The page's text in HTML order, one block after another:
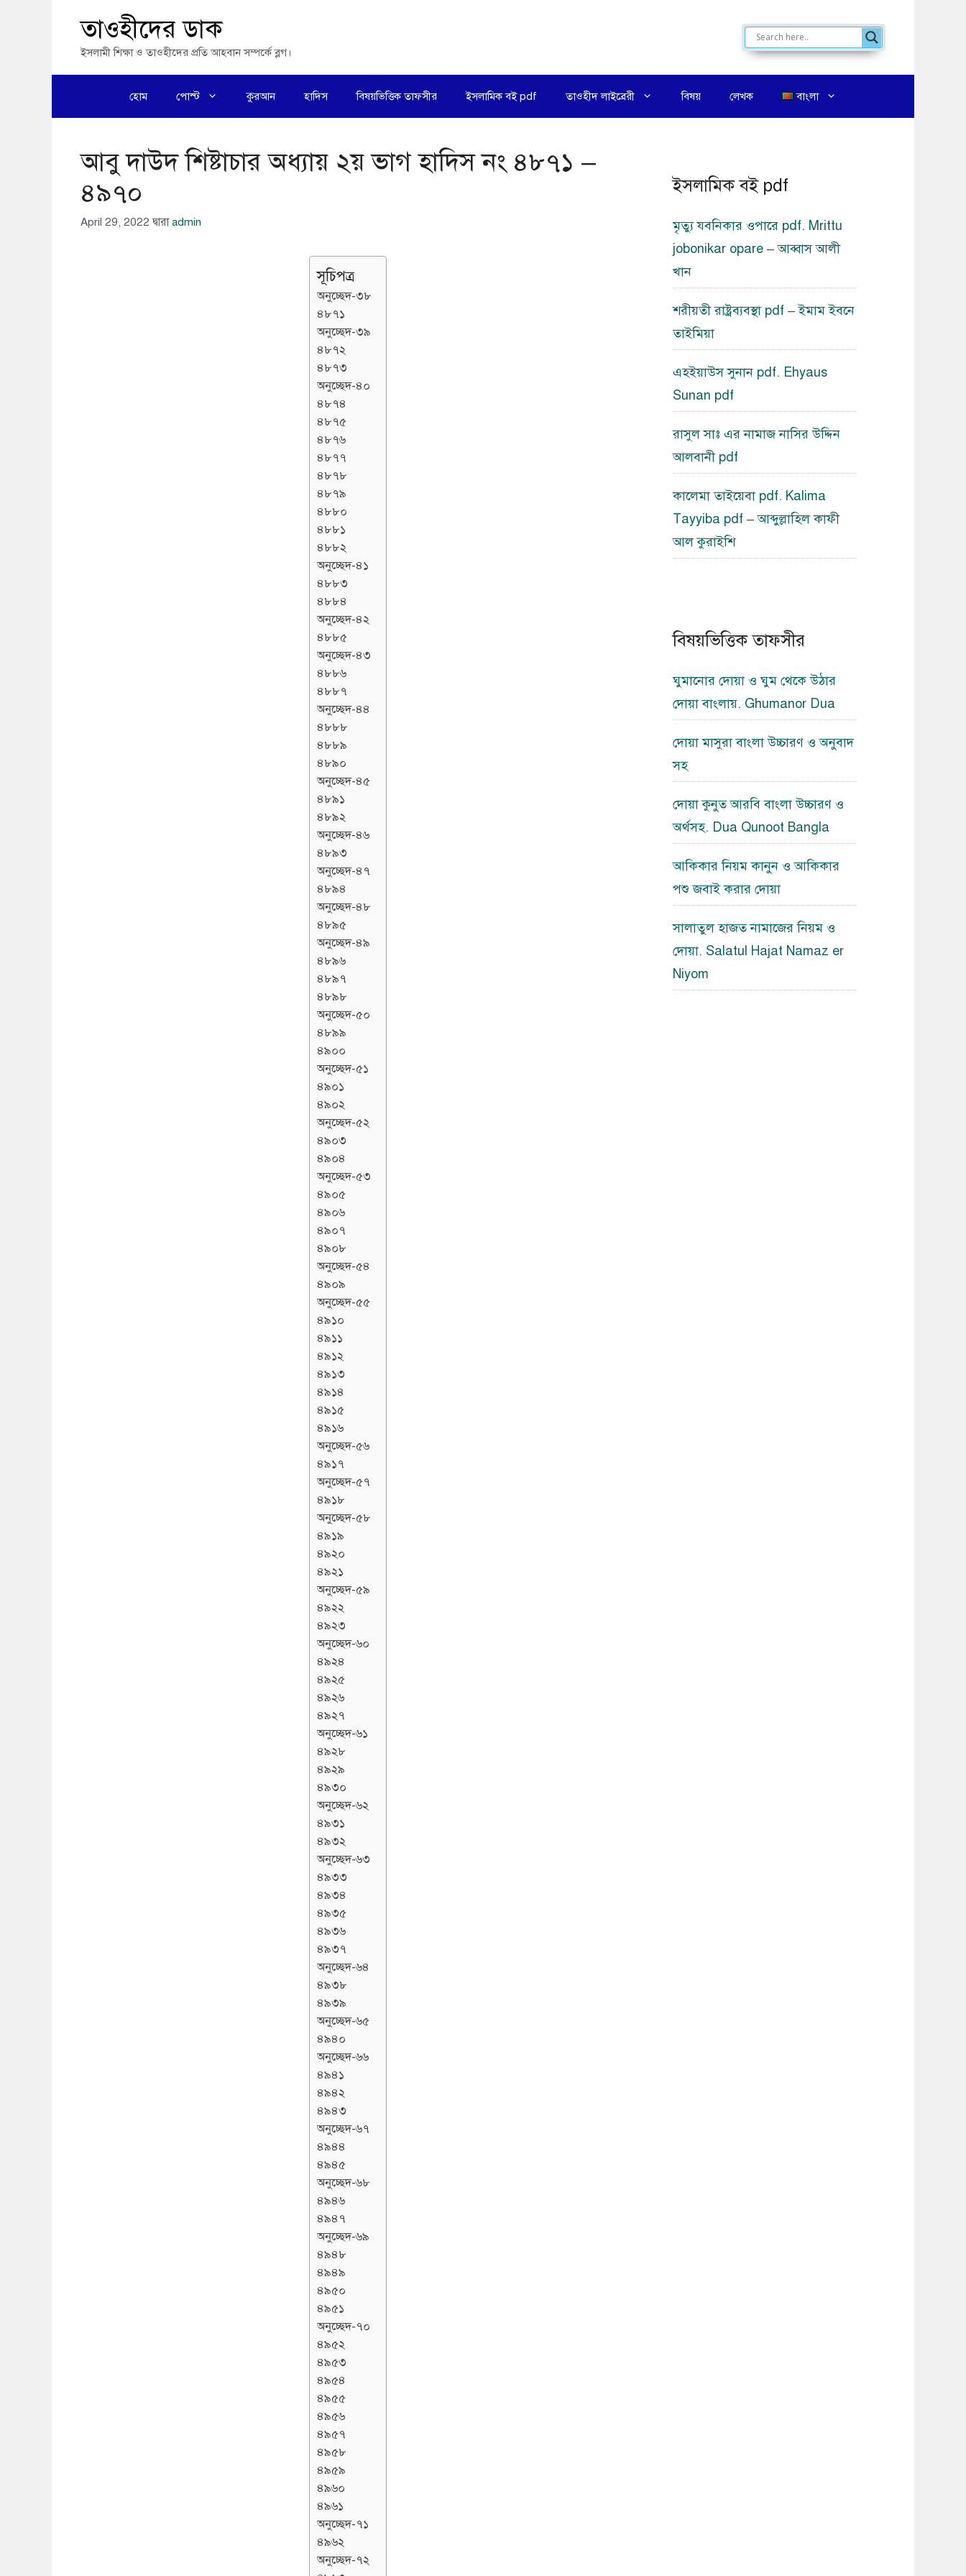
তাওহীদের ডাক
ইসলামী শিক্ষা ও তাওহীদের প্রতি আহবান সম্পর্কে ব্লগ।
হোম পোস্ট কুরআন হাদিস বিষয়ভিত্তিক তাফসীর ইসলামিক বই pdf তাওহীদ লাইব্রেরী বিষয় লেখক বাংলা
আবু দাউদ শিষ্টাচার অধ্যায় ২য় ভাগ হাদিস নং ৪৮৭১ –
৪৯৭০
April 29, 2022 দ্বারাadmin
সূচিপত্র
অনুচ্ছেদ-৩৮
৪৮৭১
অনুচ্ছেদ-৩৯
৪৮৭২
৪৮৭৩
অনুচ্ছেদ-৪০
৪৮৭৪
৪৮৭৫
৪৮৭৬
৪৮৭৭
৪৮৭৮
৪৮৭৯
৪৮৮০
৪৮৮১
৪৮৮২
অনুচ্ছেদ-৪১
৪৮৮৩
৪৮৮৪
অনুচ্ছেদ-৪২
৪৮৮৫
অনুচ্ছেদ-৪৩
৪৮৮৬
৪৮৮৭
অনুচ্ছেদ-৪৪
৪৮৮৮
৪৮৮৯
৪৮৯০
অনুচ্ছেদ-৪৫
৪৮৯১
৪৮৯২
অনুচ্ছেদ-৪৬
৪৮৯৩
অনুচ্ছেদ-৪৭
৪৮৯৪
অনুচ্ছেদ-৪৮
৪৮৯৫
অনুচ্ছেদ-৪৯
৪৮৯৬
৪৮৯৭
৪৮৯৮
অনুচ্ছেদ-৫০
৪৮৯৯
৪৯০০
অনুচ্ছেদ-৫১
৪৯০১
৪৯০২
অনুচ্ছেদ-৫২
৪৯০৩
৪৯০৪
অনুচ্ছেদ-৫৩
৪৯০৫
৪৯০৬
৪৯০৭
৪৯০৮
অনুচ্ছেদ-৫৪
৪৯০৯
অনুচ্ছেদ-৫৫
৪৯১০
৪৯১১
৪৯১২
৪৯১৩
৪৯১৪
৪৯১৫
৪৯১৬
অনুচ্ছেদ-৫৬
৪৯১৭
অনুচ্ছেদ-৫৭
৪৯১৮
অনুচ্ছেদ-৫৮
৪৯১৯
৪৯২০
৪৯২১
অনুচ্ছেদ-৫৯
৪৯২২
৪৯২৩
অনুচ্ছেদ-৬০
৪৯২৪
৪৯২৫
৪৯২৬
৪৯২৭
অনুচ্ছেদ-৬১
৪৯২৮
৪৯২৯
৪৯৩০
অনুচ্ছেদ-৬২
৪৯৩১
৪৯৩২
অনুচ্ছেদ-৬৩
৪৯৩৩
৪৯৩৪
৪৯৩৫
৪৯৩৬
৪৯৩৭
অনুচ্ছেদ-৬৪
৪৯৩৮
৪৯৩৯
অনুচ্ছেদ-৬৫
৪৯৪০
অনুচ্ছেদ-৬৬
৪৯৪১
৪৯৪২
৪৯৪৩
অনুচ্ছেদ-৬৭
৪৯৪৪
৪৯৪৫
অনুচ্ছেদ-৬৮
৪৯৪৬
৪৯৪৭
অনুচ্ছেদ-৬৯
৪৯৪৮
৪৯৪৯
৪৯৫০
৪৯৫১
অনুচ্ছেদ-৭০
৪৯৫২
৪৯৫৩
৪৯৫৪
৪৯৫৫
৪৯৫৬
৪৯৫৭
৪৯৫৮
৪৯৫৯
৪৯৬০
৪৯৬১
অনুচ্ছেদ-৭১
৪৯৬২
অনুচ্ছেদ-৭২
ইসলামিক বই pdf
মৃত্যু যবনিকার ওপারে pdf. Mrittu
jobonikar opare – আব্বাস আলী
খান
শরীয়তী রাষ্ট্রব্যবস্থা pdf – ইমাম ইবনে
তাইমিয়া
এহইয়াউস সুনান pdf. Ehyaus
Sunan pdf
রাসুল সাঃ এর নামাজ নাসির উদ্দিন
আলবানী pdf
কালেমা তাইয়েবা pdf. Kalima
Tayyiba pdf – আব্দুল্লাহিল কাফী
আল কুরাইশি
বিষয়ভিত্তিক তাফসীর
ঘুমানোর দোয়া ও ঘুম থেকে উঠার
দোয়া বাংলায়. Ghumanor Dua
দোয়া মাসুরা বাংলা উচ্চারণ ও অনুবাদ
সহ
দোয়া কুনুত আরবি বাংলা উচ্চারণ ও
অর্থসহ. Dua Qunoot Bangla
আকিকার নিয়ম কানুন ও আকিকার
পশু জবাই করার দোয়া
সালাতুল হাজত নামাজের নিয়ম ও
দোয়া. Salatul Hajat Namaz er
Niyom